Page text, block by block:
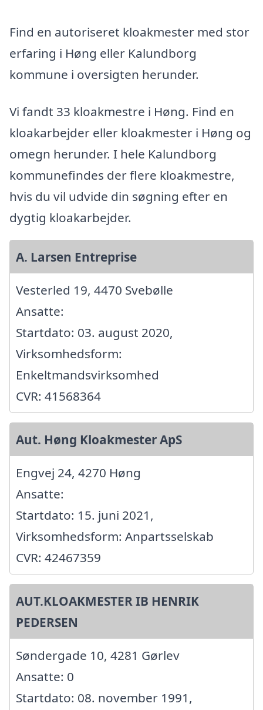
Find en autoriseret kloakmester med stor
erfaring i Høng eller Kalundborg
kommune i oversigten herunder.
Vi fandt 33 kloakmestre i Høng. Find en
kloakarbejder eller kloakmester i Høng og
omegn herunder. I hele Kalundborg
kommunefindes der flere kloakmestre,
hvis du vil udvide din søgning efter en
dygtig kloakarbejder.
A. Larsen Entreprise
Vesterled 19, 4470 Svebølle
Ansatte:
Startdato: 03. august 2020,
Virksomhedsform:
Enkeltmandsvirksomhed
CVR: 41568364
Aut. Høng Kloakmester ApS
Engvej 24, 4270 Høng
Ansatte:
Startdato: 15. juni 2021,
Virksomhedsform: Anpartsselskab
CVR: 42467359
AUT.KLOAKMESTER IB HENRIK
PEDERSEN
Søndergade 10, 4281 Gørlev
Ansatte: 0
Startdato: 08. november 1991,